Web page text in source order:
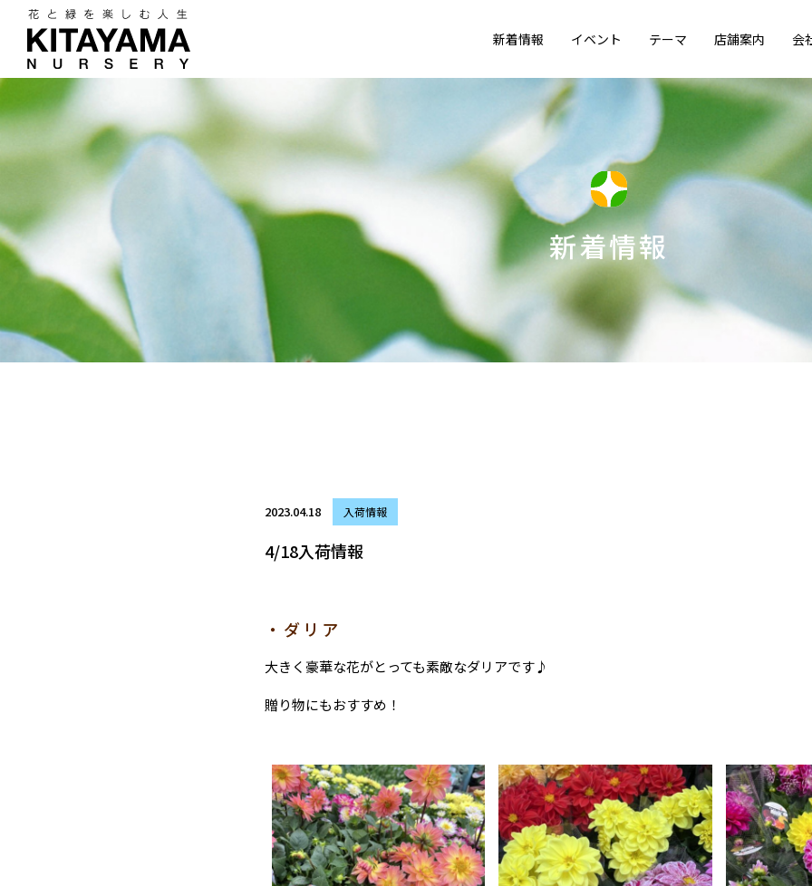
新着情報 イベント テーマ 店舗案内 会
新着情報
2023.04.18 入荷情報
4/18入荷情報
・ダリア
大きく豪華な花がとっても素敵なダリアです♪
贈り物にもおすすめ！